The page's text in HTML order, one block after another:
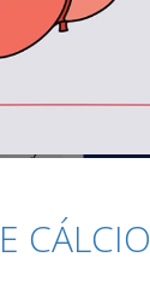
CÁLCIO